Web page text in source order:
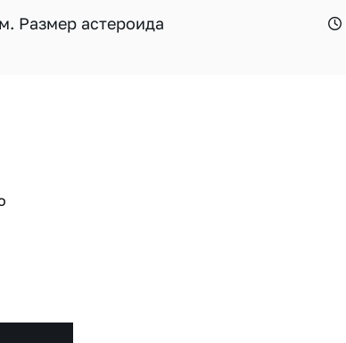
Размер астероида